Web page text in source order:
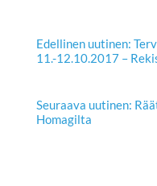
Edellinen uutinen:
11.-12.10.2017 –
Seuraava uutinen:
Homagilta